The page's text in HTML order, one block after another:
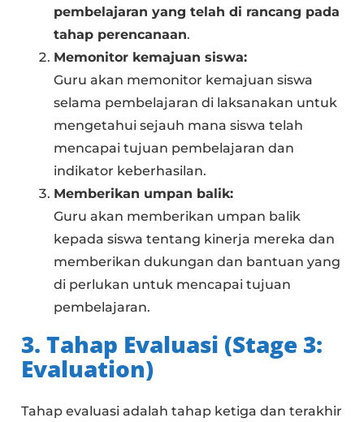
pembelajaran yang telah di rancang pada
tahap perencanaan.
Memonitor kemajuan siswa:
Guru akan memonitor kemajuan siswa
selama pembelajaran di laksanakan untuk
mengetahui sejauh mana siswa telah
mencapai tujuan pembelajaran dan
indikator keberhasilan.
Memberikan umpan balik:
Guru akan memberikan umpan balik
kepada siswa tentang kinerja mereka dan
memberikan dukungan dan bantuan yang
di perlukan untuk mencapai tujuan
pembelajaran.
3. Tahap Evaluasi (Stage 3:
Evaluation)
Tahap evaluasi adalah tahap ketiga dan terakhir